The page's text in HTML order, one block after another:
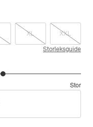
XL XXL
Storleksguide
Stor